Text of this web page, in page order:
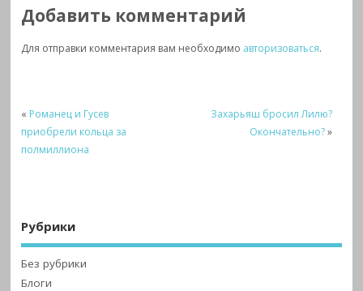
Добавить комментарий
Для отправки комментария вам необходимо авторизоваться.
« Романец и Гусев
приобрели кольца за
полмиллиона
Захарьяш бросил Лилю?
Окончательно?»
Рубрики
Без рубрики
Блоги